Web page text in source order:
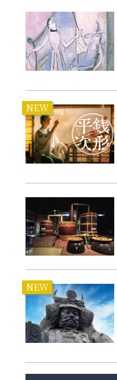
NEW
NEW